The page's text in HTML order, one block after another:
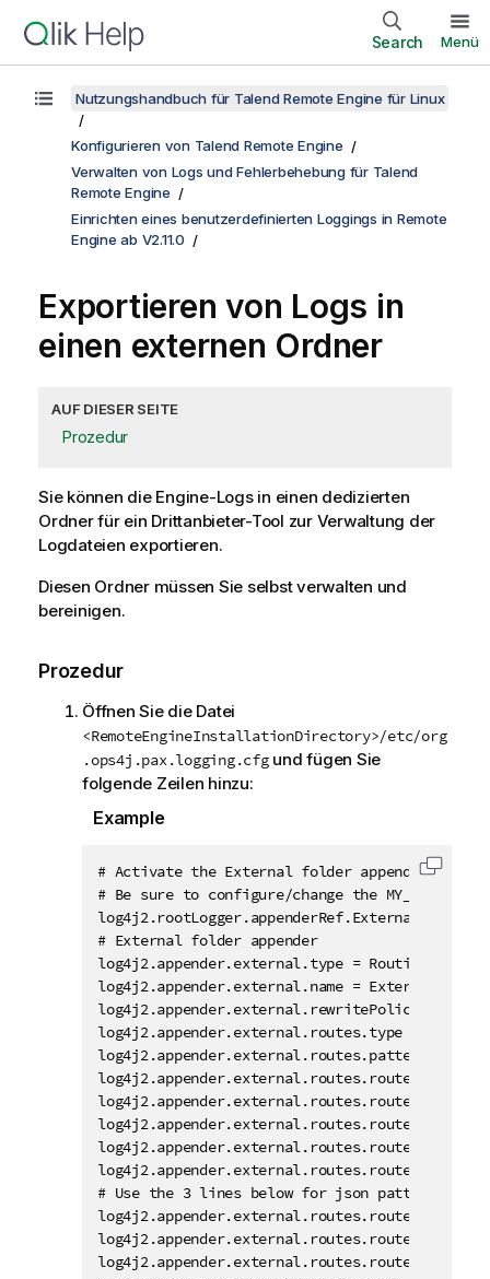
Search Menü
Nutzungshandbuch für Talend Remote Engine für Linux
Konfigurieren von Talend Remote Engine
Verwalten von Logs und Fehlerbehebung für Talend
Remote Engine
Einrichten eines benutzerdefinierten Loggings in Remote
Engine ab V2.11.0
Exportieren von Logs in
einen externen Ordner
AUF DIESER SEITE
Prozedur
Sie können die Engine-Logs in einen dedizierten
Ordner für ein Drittanbieter-Tool zur Verwaltung der
Logdateien exportieren.
Diesen Ordner müssen Sie selbst verwalten und
bereinigen.
Prozedur
Öffnen Sie die Datei
<RemoteEngineInstallationDirectory>/etc/org
.ops4j.pax.logging.cfgund fügen Sie
folgende Zeilen hinzu:
Example
# Activate the External folder appender.
# Be sure to configure/change the
# External folder appender
log4j2.appender.external.type = Routing
log4j2.appender.external.name = ExternalFolder
log4j2.appender.external.rewritePolicy.type =
log4j2.appender.external.routes.type = Routes
log4j2.appender.external.routes.pattern =
log4j2.appender.external.routes.route1.type =
# Use the 3 lines below for json pattern
Code